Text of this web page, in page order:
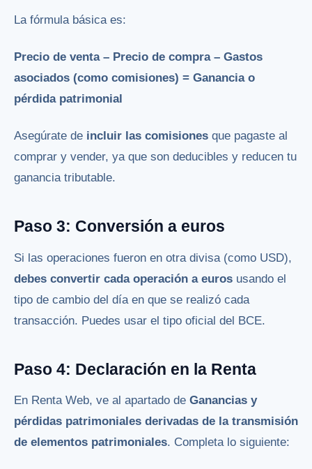
La fórmula básica es:
Precio de venta – Precio de compra – Gastos
asociados (como comisiones) = Ganancia o
pérdida patrimonial
Asegúrate de incluir las comisiones que pagaste al
comprar y vender, ya que son deducibles y reducen tu
ganancia tributable.
Paso 3: Conversión a euros
Si las operaciones fueron en otra divisa (como USD),
debes convertir cada operación a euros usando el
tipo de cambio del día en que se realizó cada
transacción. Puedes usar el tipo oficial del BCE.
Paso 4: Declaración en la Renta
En Renta Web, ve al apartado de Ganancias y
pérdidas patrimoniales derivadas de la transmisión
de elementos patrimoniales. Completa lo siguiente: